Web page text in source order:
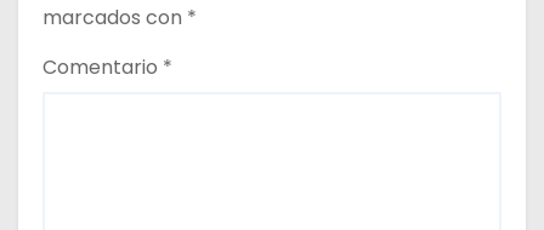
marcados con *
Comentario *